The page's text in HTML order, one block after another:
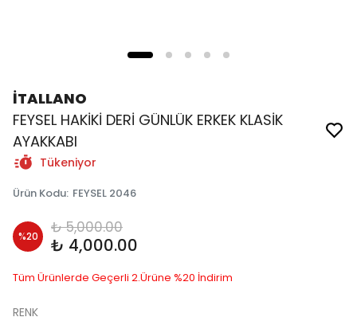
İTALLANO
FEYSEL HAKİKİ DERİ GÜNLÜK ERKEK KLASİK
AYAKKABI
Tükeniyor
Ürün Kodu: FEYSEL 2046
%20 ₺ 5,000.00
₺ 4,000.00
Tüm Ürünlerde Geçerli 2.Ürüne %20 İndirim
RENK